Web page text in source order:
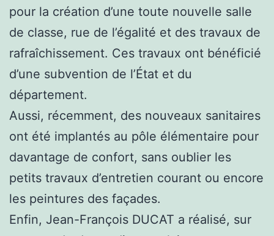
pour la création d’une toute nouvelle salle
de classe, rue de l’égalité et des travaux de
rafraîchissement. Ces travaux ont bénéficié
d’une subvention de l’État et du
département.
Aussi, récemment, des nouveaux sanitaires
ont été implantés au pôle élémentaire pour
davantage de confort, sans oublier les
petits travaux d’entretien courant ou encore
les peintures des façades.
Enfin, Jean-François DUCAT a réalisé, sur